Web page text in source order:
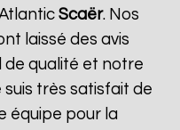
Scaër. Nos
laissé des avis
de qualité et notre
très satisfait de
équipe pour la